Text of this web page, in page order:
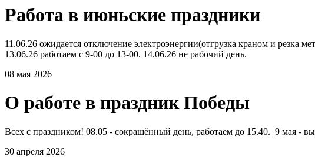
Работа в июньские праздники
11.06.26 ожидается отключение электроэнергии(отгрузка краном и резка
13.06.26 работаем с 9-00 до 13-00. 14.06.26 не рабочий день.
08 мая 2026
О работе в праздник Победы
Всех с праздником! 08.05 - сокращённый день, работаем до 15.40. 9 мая -
30 апреля 2026